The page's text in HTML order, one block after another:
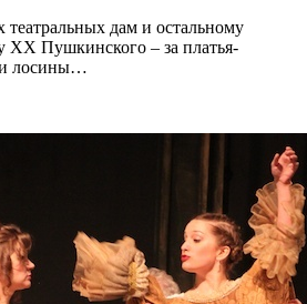
театральных дам и остальному
XX Пушкинского – за платья-
лосины…